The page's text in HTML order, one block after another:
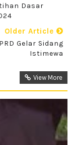
Dasar
Older Article
Gelar Sidang
Istimewa
View More